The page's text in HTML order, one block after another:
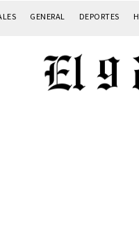
GENERAL DEPORTES